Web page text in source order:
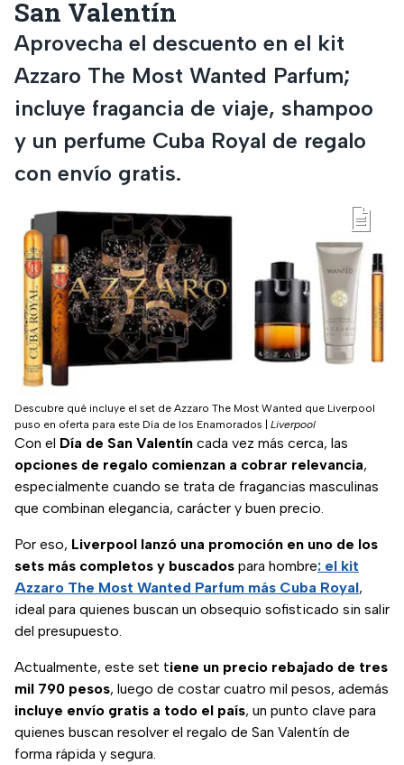
San Valentín
Aprovecha el descuento en el kit
Azzaro The Most Wanted Parfum;
incluye fragancia de viaje, shampoo
y un perfume Cuba Royal de regalo
con envío gratis.
Descubre qué incluye el set de Azzaro The Most Wanted que Liverpool
puso en oferta para este Día de los Enamorados
Liverpool
Con el Día de San Valentín cada vez más cerca, las
opciones de regalo comienzan a cobrar relevancia,
especialmente cuando se trata de fragancias masculinas
que combinan elegancia, carácter y buen precio.
Por eso, Liverpool lanzó una promoción en uno de los
sets más completos y buscados para hombre: el kit
Azzaro The Most Wanted Parfum más Cuba Royal,
ideal para quienes buscan un obsequio sofisticado sin salir
del presupuesto.
Actualmente, este set tiene un precio rebajado de tres
mil 790 pesos, luego de costar cuatro mil pesos, además
incluye envío gratis a todo el país, un punto clave para
quienes buscan resolver el regalo de San Valentín de
forma rápida y segura.